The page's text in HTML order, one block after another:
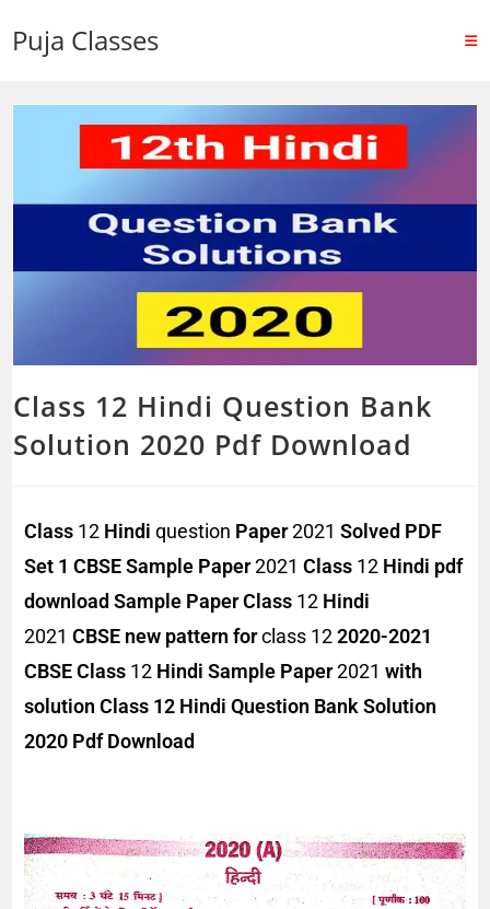
Puja Classes
Class 12 Hindi Question Bank
Solution 2020 Pdf Download
Class 12 Hindiquestion Paper2021Solved PDF
Set 1CBSE Sample Paper2021Class 12 Hindi pdf
downloadSample Paper Class 12 Hindi
2021CBSE new pattern forclass 122020-2021
CBSE Class 12 Hindi Sample Paper2021with
solution Class 12 Hindi Question Bank Solution
2020 Pdf Download